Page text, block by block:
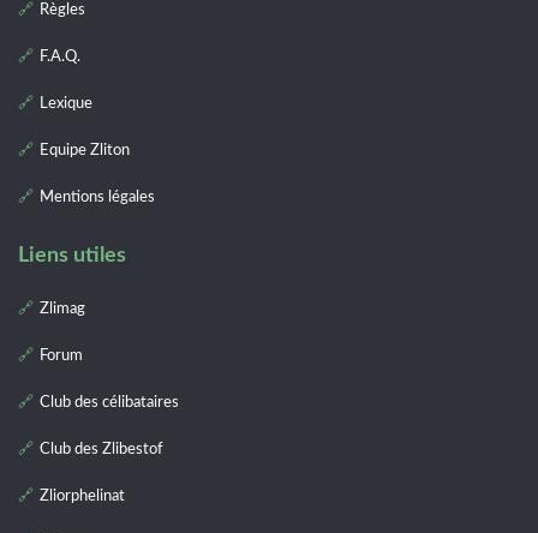
Règles
F.A.Q.
Lexique
Equipe Zliton
Mentions légales
Liens utiles
Zlimag
Forum
Club des célibataires
Club des Zlibestof
Zliorphelinat